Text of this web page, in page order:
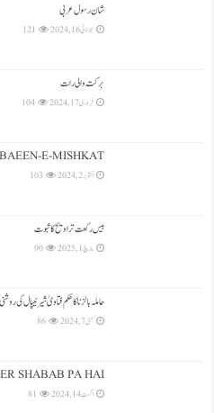
شان رسول عربی
جولائی 16, 2024 121
بركت والی رات
فروری 17, 2024 104
E-MISHKAT
اکتوبر 2, 2024 103
بیس رکعت تراویح کا ثبوت
مارچ 1, 2025 90
حاملہ بالزنا کا حکم فتاویٰ شیرنیپال کی
مئی 7, 2024 86
SHABAB PA HAI
اگست 14, 2024 81